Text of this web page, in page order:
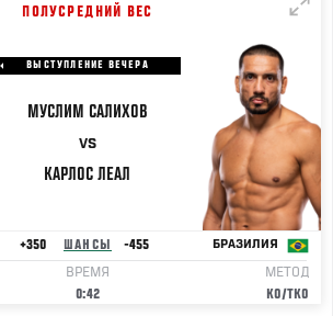
ПОЛУСРЕДНИЙ ВЕС
ВЫСТУПЛЕНИЕ ВЕЧЕРА
МУСЛИМ САЛИХОВ
VS
КАРЛОС ЛЕАЛ
+350 ШАНСЫ -455 БРАЗИЛИЯ
ВРЕМЯ
0:42
МЕТОД
KO/TKO